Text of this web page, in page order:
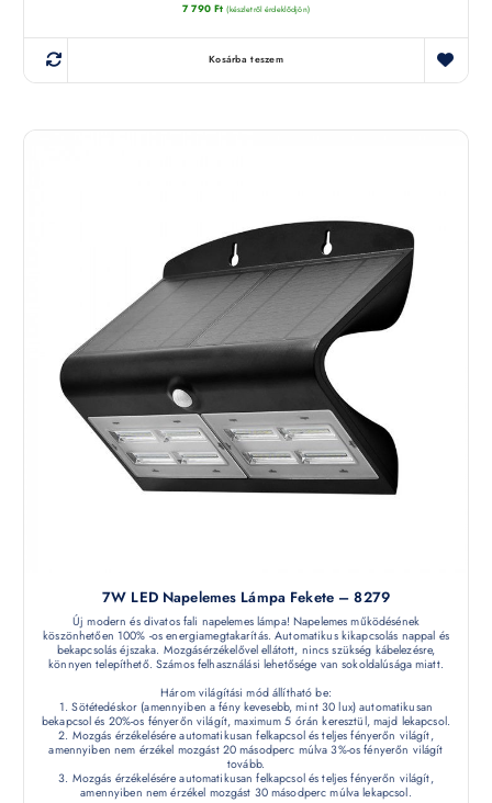
7 790 Ft (készletről érdeklődjön)
Kosárba teszem
7W LED Napelemes Lámpa Fekete – 8279
Új modern és divatos fali napelemes lámpa! Napelemes működésének
köszönhetően 100% -os energiamegtakarítás. Automatikus kikapcsolás nappal és
bekapcsolás éjszaka. Mozgásérzékelővel ellátott, nincs szükség kábelezésre,
könnyen telepíthető. Számos felhasználási lehetősége van sokoldalúsága miatt.
Három világítási mód állítható be:
1. Sötétedéskor (amennyiben a fény kevesebb, mint 30 lux) automatikusan
bekapcsol és 20%-os fényerőn világít, maximum 5 órán keresztül, majd lekapcsol.
2. Mozgás érzékelésére automatikusan felkapcsol és teljes fényerőn világít,
amennyiben nem érzékel mozgást 20 másodperc múlva 3%-os fényerőn világít
tovább.
3. Mozgás érzékelésére automatikusan felkapcsol és teljes fényerőn világít,
amennyiben nem érzékel mozgást 30 másodperc múlva lekapcsol.